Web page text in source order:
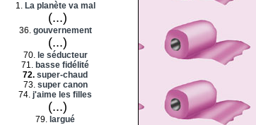
1. La planète va mal
(...)
36. gouvernement
(...)
70. le séducteur
71. basse fidélité
72. super-chaud
73. super canon
74. j'aime les filles
(...)
79. largué